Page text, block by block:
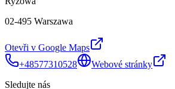
02-495 Warszawa
Otevři v Google Maps
+48577310528
Webové stránky
Sledujte nás